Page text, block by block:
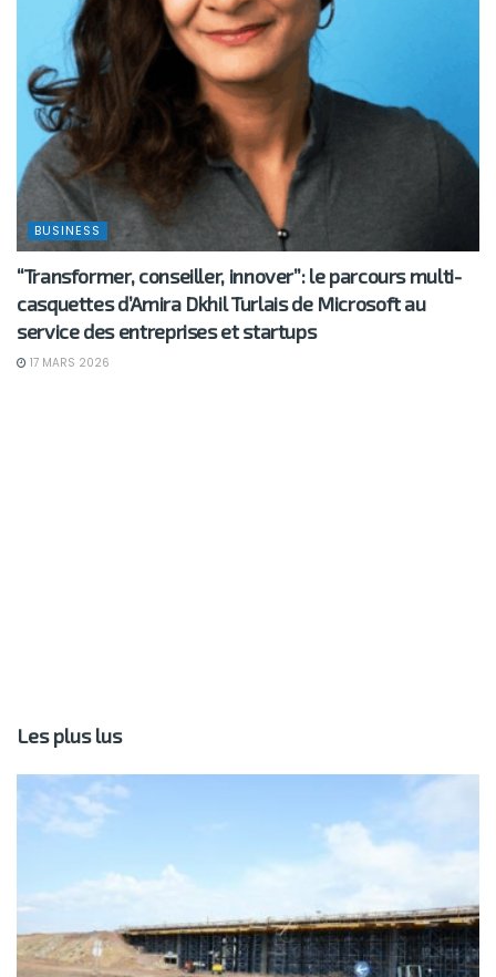
BUSINESS
“Transformer, conseiller, innover”: le parcours multi-
casquettes d’Amira Dkhil Turlais de Microsoft au
service des entreprises et startups
17 MARS 2026
Les plus lus